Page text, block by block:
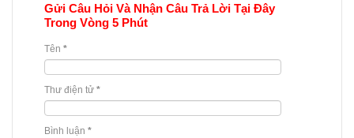
Gửi Câu Hỏi Và Nhận Câu Trả Lời Tại Đây
Trong Vòng 5 Phút
Tên *
Thư điện tử *
Bình luận *